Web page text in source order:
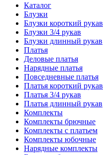
Каталог
Блузки
Блузки короткий рукав
Блузки 3/4 рукав
Блузки длинный рукав
Платья
Деловые платья
Нарядные платья
Повседневные платья
Платья короткий рукав
Платья 3/4 рукав
Платья длинный рукав
Комплекты
Комплекты брючные
Комплекты с платьем
Комплекты юбочные
Нарядные комплекты